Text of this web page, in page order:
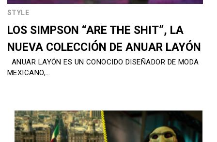
STYLE
LOS SIMPSON “ARE THE SHIT”, LA
NUEVA COLECCIÓN DE ANUAR LAYÓN
ANUAR LAYÓN ES UN CONOCIDO DISEÑADOR DE MODA
MEXICANO,…